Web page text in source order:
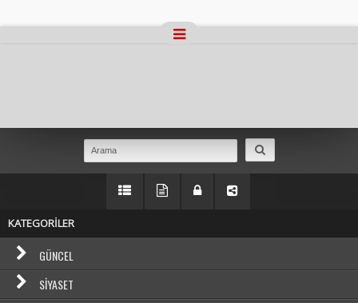
KATEGORİLER
GÜNCEL
SIYASET